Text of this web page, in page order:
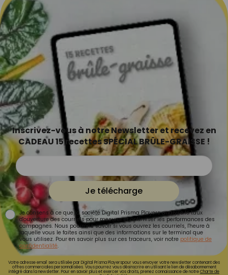
Inscrivez-vous à notre Newsletter et recevez en
CADEAU 15 recettes SPÉCIAL BRÛLE-GRAISSE !
Je télécharge
Je consens à ce que la société Digital Prisma Players analyse le taux
d'ouverture des courriels pour mesurer et optimiser les performances des
campagnes. Nous pourrons savoir si vous ouvrez les courriels, l'heure à
laquelle vous le faites ainsi que des informations sur le terminal que
vous utilisez. Pour en savoir plus sur ces traceurs, voir notre politique de
confidentialité.
Votre adresse email sera utilisée par Digital Prisma Playerspour vous envoyer votre newsletter contenant des
offres commerciales personnalisées. Vous pourrez vous désinscrire en utilisant le lien de désabonnement
intégré dans la newsletter. Pour en savoir plus et exercer vos droits, prenez connaissance de notreCharte de